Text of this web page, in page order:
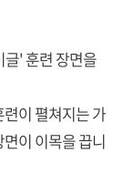
글' 훈련 장면을
이 펼쳐지는 가
이 이목을 끕니